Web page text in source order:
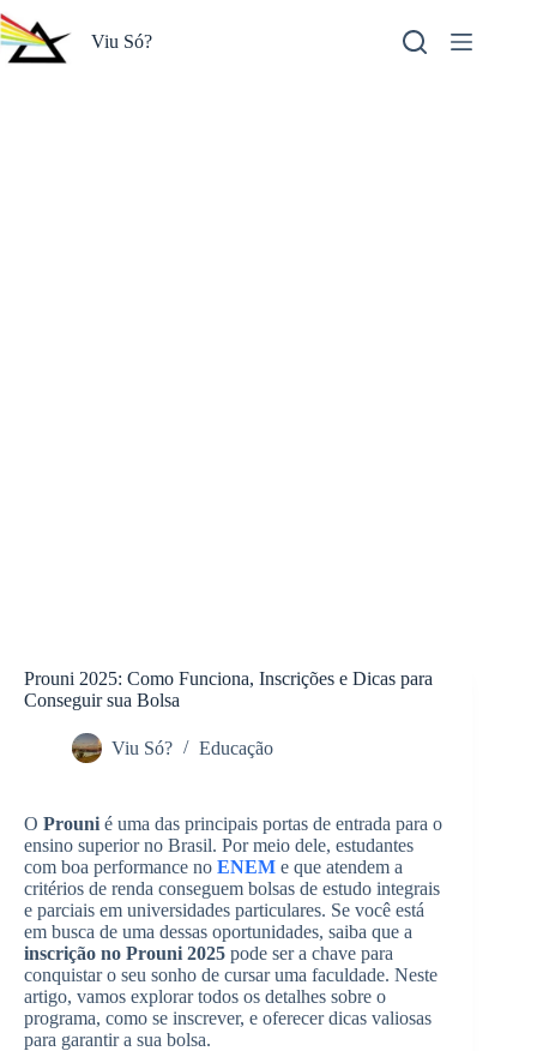
Pular
para
o
Viu Só?
Prouni 2025: Como Funciona, Inscrições e Dicas para
Conseguir sua Bolsa
Viu Só? Educação
O Prouni é uma das principais portas de entrada para o
ensino superior no Brasil. Por meio dele, estudantes
com boa performance no ENEM e que atendem a
critérios de renda conseguem bolsas de estudo integrais
e parciais em universidades particulares. Se você está
em busca de uma dessas oportunidades, saiba que a
inscrição no Prouni 2025 pode ser a chave para
conquistar o seu sonho de cursar uma faculdade. Neste
artigo, vamos explorar todos os detalhes sobre o
programa, como se inscrever, e oferecer dicas valiosas
para garantir a sua bolsa.